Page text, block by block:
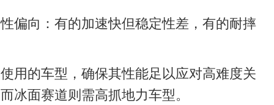
偏向：有的加速快但稳定性差，有的耐摔
用的车型，确保其性能足以应对高难度关
冰面赛道则需高抓地力车型。